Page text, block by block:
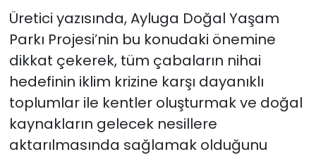
Üretici yazısında, Ayluga Doğal Yaşam
Parkı Projesi’nin bu konudaki önemine
dikkat çekerek, tüm çabaların nihai
hedefinin iklim krizine karşı dayanıklı
toplumlar ile kentler oluşturmak ve doğal
kaynakların gelecek nesillere
aktarılmasında sağlamak olduğunu